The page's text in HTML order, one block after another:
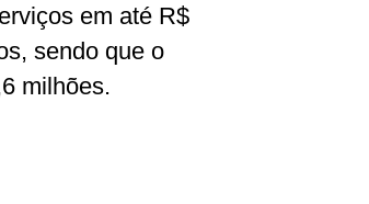
em até R$
sendo que o
milhões.